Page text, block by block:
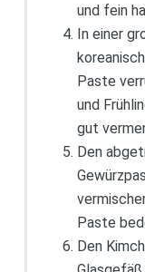
und fein
In einer
Paste
und
gut
Den
Paste
Den